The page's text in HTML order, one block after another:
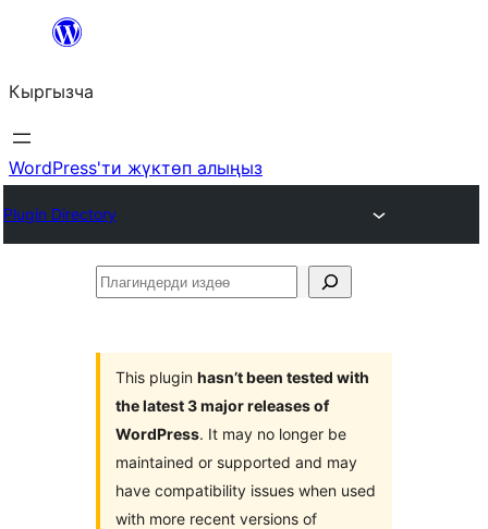
Мазмунга
Кыргызча
WordPress'ти жүктөп алыңыз
Plugin Directory
Плагиндерди
This plugin hasn’t been tested with
the latest 3 major releases of
WordPress. It may no longer be
maintained or supported and may
have compatibility issues when used
with more recent versions of